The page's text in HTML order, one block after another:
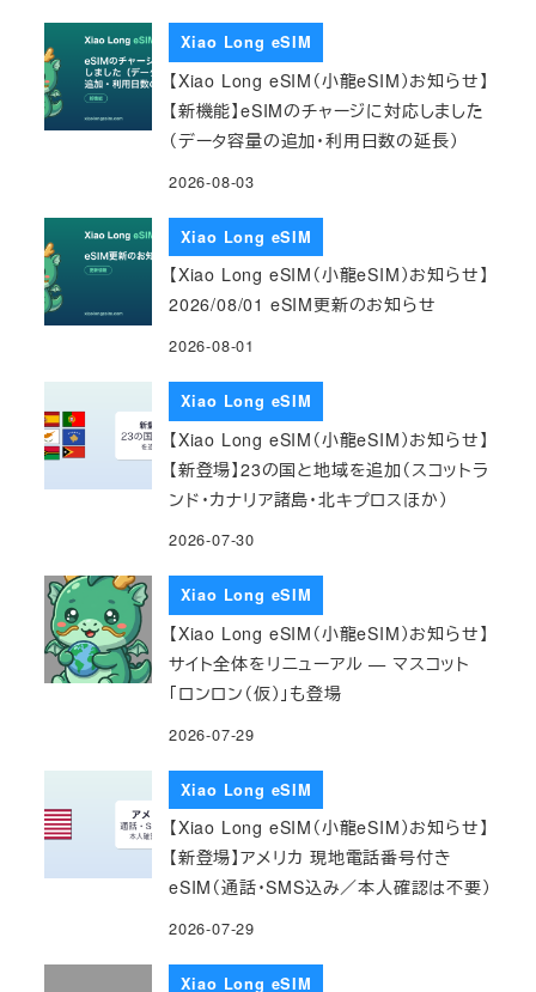
Xiao Long eSIM
【Xiao Long eSIM（小龍eSIM）お知らせ】
【新機能】eSIMのチャージに対応しました
（データ容量の追加・利用日数の延長）
2026-08-03
Xiao Long eSIM
【Xiao Long eSIM（小龍eSIM）お知らせ】
2026/08/01 eSIM更新のお知らせ
2026-08-01
Xiao Long eSIM
【Xiao Long eSIM（小龍eSIM）お知らせ】
【新登場】23の国と地域を追加（スコットラ
ンド・カナリア諸島・北キプロスほか）
2026-07-30
Xiao Long eSIM
【Xiao Long eSIM（小龍eSIM）お知らせ】
サイト全体をリニューアル — マスコット
「ロンロン（仮）」も登場
2026-07-29
Xiao Long eSIM
【Xiao Long eSIM（小龍eSIM）お知らせ】
【新登場】アメリカ 現地電話番号付き
eSIM（通話・SMS込み／本人確認は不要）
2026-07-29
Xiao Long eSIM